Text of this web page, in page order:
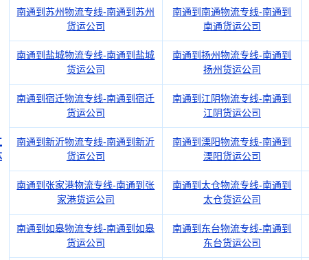
南通到苏州物流专线-南通到苏州
货运公司
南通到南通物流专线-南通到
南通货运公司
南通到盐城物流专线-南通到盐城
货运公司
南通到扬州物流专线-南通到
扬州货运公司
南通到宿迁物流专线-南通到宿迁
货运公司
南通到江阴物流专线-南通到
江阴货运公司
南通到新沂物流专线-南通到新沂
货运公司
南通到溧阳物流专线-南通到
溧阳货运公司
南通到张家港物流专线-南通到张
家港货运公司
南通到太仓物流专线-南通到
太仓货运公司
南通到如皋物流专线-南通到如皋
货运公司
南通到东台物流专线-南通到
东台货运公司